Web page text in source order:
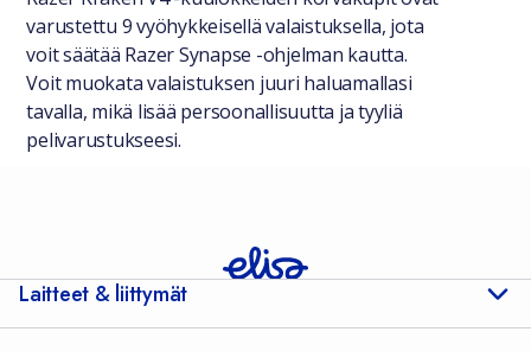
varustettu 9 vyöhykkeisellä valaistuksella, jota
voit säätää Razer Synapse -ohjelman kautta.
Voit muokata valaistuksen juuri haluamallasi
tavalla, mikä lisää persoonallisuutta ja tyyliä
pelivarustukseesi.
Laitteet & liittymät